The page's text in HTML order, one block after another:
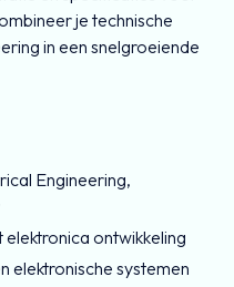
je technische
in een snelgroeiende
Engineering,
ontwikkeling
elektronische systemen